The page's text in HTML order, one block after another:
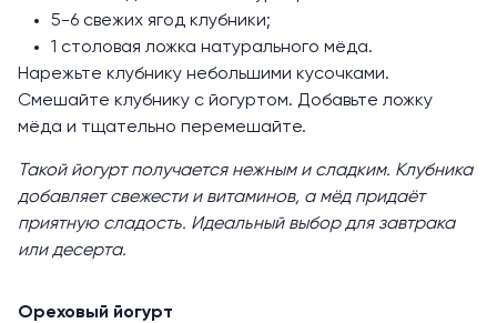
5-6 свежих ягод клубники;
1 столовая ложка натурального мёда.
Нарежьте клубнику небольшими кусочками.
Смешайте клубнику с йогуртом. Добавьте ложку
мёда и тщательно перемешайте.
Такой йогурт получается нежным и сладким. Клубника
добавляет свежести и витаминов, а мёд придаёт
приятную сладость. Идеальный выбор для завтрака
или десерта.
Ореховый йогурт